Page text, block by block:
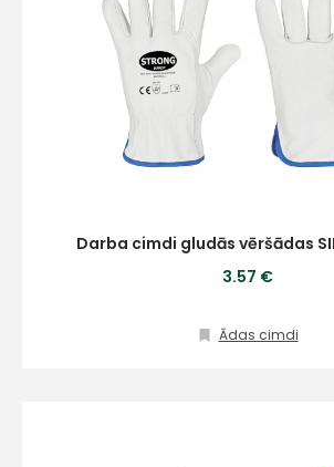
Darba cimdi gludās vēršādas
3.57 €
Ādas cimdi